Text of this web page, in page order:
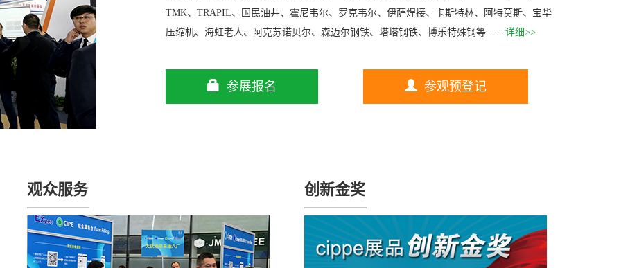
TMK、TRAPIL、国民油井、霍尼韦尔、罗克韦尔、伊萨焊接、卡斯特林、阿特莫斯、宝华
压缩机、海虹老人、阿克苏诺贝尔、森迈尔钢铁、塔塔钢铁、博乐特殊钢等……详细>>
参展报名 参观预登记
观众服务 创新金奖